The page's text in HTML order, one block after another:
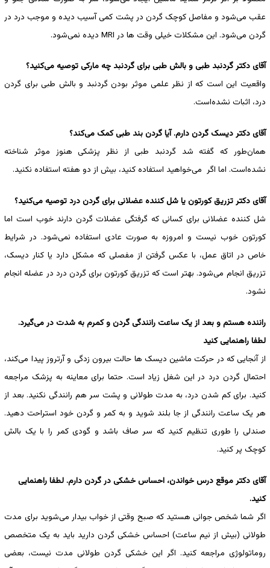
عقب می‌شود و مفاصل کوچک گردن در پشت کمی آسیب دیده و موجب درد در
گردن می‌شود. این مشکلات خیلی وقت ها در MRI دیده نمی‌شود.
آقای دکتر گردنبد طبی و بالش طبی برای گردنبد چه مارکی توصیه می‌کنید؟
واقعیت این است که از نظر علمی موثر بودن گردنبد و بالش طبی برای گردن
درد، اثبات نشده‌است.
آقای دکتر دیسک گردن دارم. آیا گردن بند طبی کمک می‌کند؟
همان‌طور که گفته شد گردنبد طبی از نظر پزشکی هنوز موثر شناخته
نشده‌است. اما اگر می‌خواهید استفاده کنید، بیش از دو هفته استفاده نکنید.
آقای دکتر تزریق کورتون یا شل کننده عضلانی برای گردن درد توصیه می‌کنید؟
شل کننده عضلانی برای کسانی که گرفتگی عضلات گردن دارند خوب است اما
کورتون خوب نیست و امروزه به صورت عادی استفاده نمی‌شود. در شرایط
خاص در اتاق عمل، با عکس گرفتن از مفصلی که مشکل دارد یا کنار دیسک،
تزریق انجام می‌شود. بهتر است که تزریق کورتون برای گردن درد در عضله انجام
نشود.
راننده هستم و بعد از یک ساعت رانندگی گردن و کمرم به شدت در می‌گیرد.
لطفا راهنمایی کنید
از آنجایی که در حرکت ماشین دیسک ها حالت بیرون زدگی و آرتروز پیدا می‌کند،
احتمال گردن درد در این شغل زیاد است. حتما برای معاینه به پزشک مراجعه
کنید. برای کم شدن درد، به مدت طولانی و پشت سر هم رانندگی نکنید. بعد از
هر یک ساعت رانندگی از جا بلند شوید و به کمر و گردن خود استراحت دهید.
صندلی را طوری تنظیم کنید که سر صاف باشد و گودی کمر را با یک بالش
کوچک پر کنید.
آقای دکتر موقع درس خواندن، احساس خشکی در گردن دارم. لطفا راهنمایی
کنید.
اگر شما شخص جوانی هستید که صبح وقتی از خواب بیدار می‌شوید برای مدت
طولانی (بیش از نیم ساعت) احساس خشکی گردن دارید باید به یک متخصص
روماتولوژی مراجعه کنید. اگر این خشکی گردن طولانی مدت نیست، بعضی